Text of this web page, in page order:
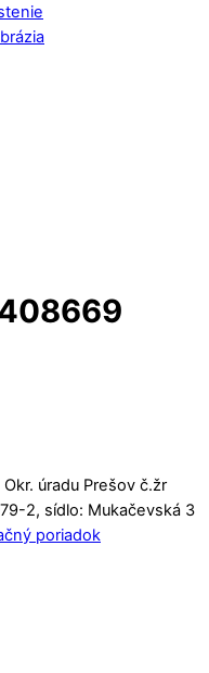
úradu Prešov č.žr
2, sídlo: Mukačevská 3
poriadok